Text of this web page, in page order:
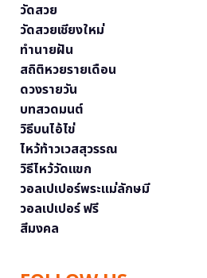
วัดสวย
วัดสวยเชียงใหม่
ทำนายฝัน
สถิติหวยรายเดือน
ดวงรายวัน
บทสวดมนต์
วิธีบนไอ้ไข่
ไหว้ท้าวเวสสุวรรณ
วิธีไหว้วัดแขก
วอลเปเปอร์พระแม่ลักษมี
วอลเปเปอร์ ฟรี
สีมงคล